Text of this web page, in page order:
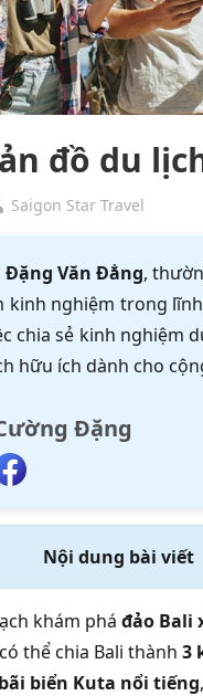
đồ du
Saigon Star Travel
Đặng Văn Đẳng,
kinh nghiệm trong
chia sẻ kinh nghiệm
hữu ích dành cho
Đặng
Nội dung bài viết
khám phá đảo Bali
thể chia Bali thành 3
bãi biển Kuta nổi tiếng